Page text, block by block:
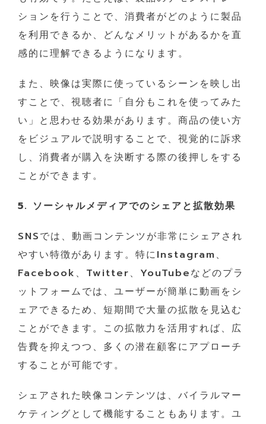
ションを行うことで、消費者がどのように製品
を利用できるか、どんなメリットがあるかを直
感的に理解できるようになります。
また、映像は実際に使っているシーンを映し出
すことで、視聴者に「自分もこれを使ってみた
い」と思わせる効果があります。商品の使い方
をビジュアルで説明することで、視覚的に訴求
し、消費者が購入を決断する際の後押しをする
ことができます。
5. ソーシャルメディアでのシェアと拡散効果
SNSでは、動画コンテンツが非常にシェアされ
やすい特徴があります。特にInstagram、
Facebook、Twitter、YouTubeなどのプラ
ットフォームでは、ユーザーが簡単に動画をシ
ェアできるため、短期間で大量の拡散を見込む
ことができます。この拡散力を活用すれば、広
告費を抑えつつ、多くの潜在顧客にアプローチ
することが可能です。
シェアされた映像コンテンツは、バイラルマー
ケティングとして機能することもあります。ユ